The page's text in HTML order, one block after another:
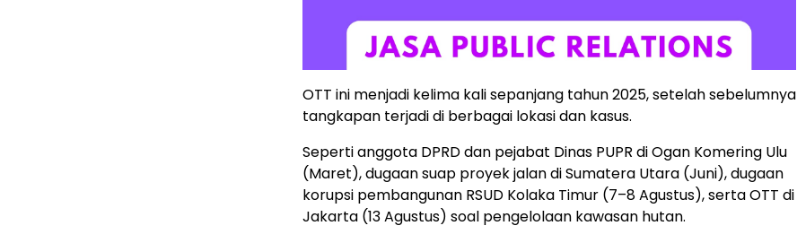
OTT ini menjadi kelima kali sepanjang tahun 2025, setelah sebelumnya
tangkapan terjadi di berbagai lokasi dan kasus.
Seperti anggota DPRD dan pejabat Dinas PUPR di Ogan Komering Ulu
(Maret), dugaan suap proyek jalan di Sumatera Utara (Juni), dugaan
korupsi pembangunan RSUD Kolaka Timur (7–8 Agustus), serta OTT di
Jakarta (13 Agustus) soal pengelolaan kawasan hutan.